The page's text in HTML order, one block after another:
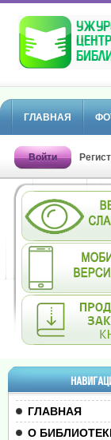
ГЛАВНАЯ
Войти
ГЛАВНАЯ
О